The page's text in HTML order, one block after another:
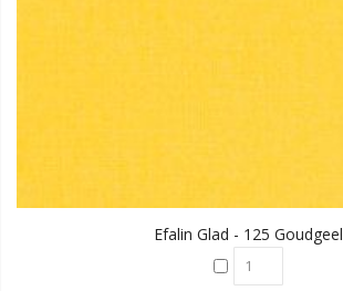
Efalin Glad - 125 Goudgeel